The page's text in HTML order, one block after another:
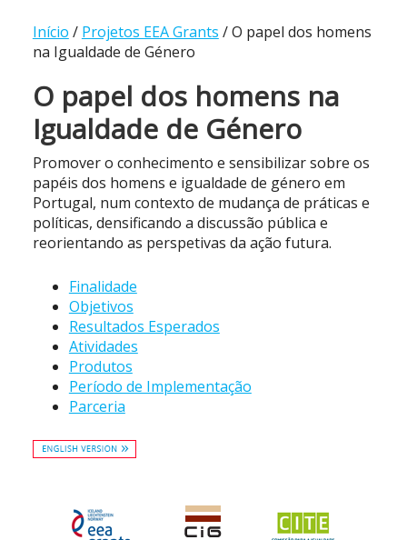
Início / Projetos EEA Grants / O papel dos homens
na Igualdade de Género
O papel dos homens na
Igualdade de Género
Promover o conhecimento e sensibilizar sobre os
papéis dos homens e igualdade de género em
Portugal, num contexto de mudança de práticas e
políticas, densificando a discussão pública e
reorientando as perspetivas da ação futura.
Finalidade
Objetivos
Resultados Esperados
Atividades
Produtos
Período de Implementação
Parceria